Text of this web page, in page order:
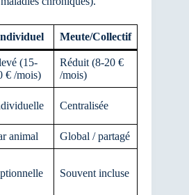
Meute/Collectif
(15-
€ /mois)
Réduit (8-20 €
/mois)
Centralisée
animal Global / partagé
Souvent incluse